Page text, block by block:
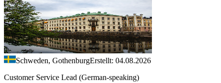
Schweden, GothenburgErstellt: 04.08.2026
Customer Service Lead (German-speaking)